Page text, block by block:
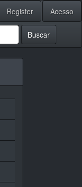
Register Acesso
Buscar